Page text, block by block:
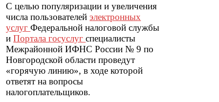
С целью популяризации и увеличения
числа пользователейэлектронных
услугФедеральной налоговой службы
иПортала госуслугспециалисты
Межрайонной ИФНС России № 9 по
Новгородской области проведут
«горячую линию», в ходе которой
ответят на вопросы
налогоплательщиков.